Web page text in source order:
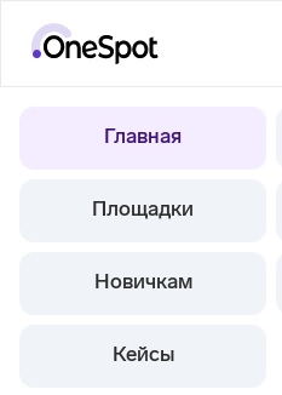
Главная
Площадки
Новичкам
Кейсы